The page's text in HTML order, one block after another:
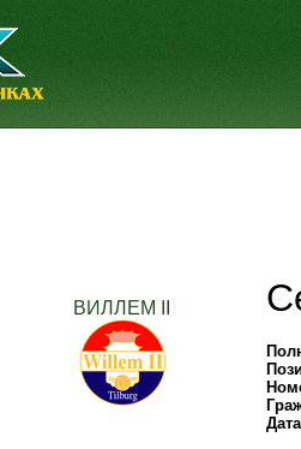
ВИЛЛЕМ II